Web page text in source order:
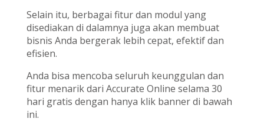
Selain itu, berbagai fitur dan modul yang
disediakan di dalamnya juga akan membuat
bisnis Anda bergerak lebih cepat, efektif dan
efisien.
Anda bisa mencoba seluruh keunggulan dan
fitur menarik dari Accurate Online selama 30
hari gratis dengan hanya klik banner di bawah
ini.